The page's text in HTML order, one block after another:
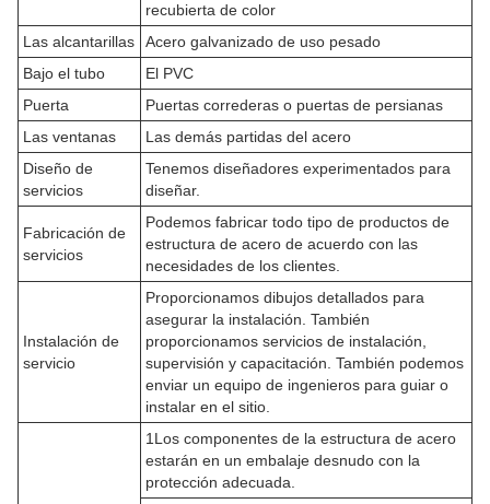
recubierta de color
Las alcantarillas
Acero galvanizado de uso pesado
Bajo el tubo
El PVC
Puerta
Puertas correderas o puertas de persianas
Las ventanas
Las demás partidas del acero
Diseño de
servicios
Tenemos diseñadores experimentados para
diseñar.
Fabricación de
servicios
Podemos fabricar todo tipo de productos de
estructura de acero de acuerdo con las
necesidades de los clientes.
Instalación de
servicio
Proporcionamos dibujos detallados para
asegurar la instalación. También
proporcionamos servicios de instalación,
supervisión y capacitación. También podemos
enviar un equipo de ingenieros para guiar o
instalar en el sitio.
1Los componentes de la estructura de acero
estarán en un embalaje desnudo con la
protección adecuada.